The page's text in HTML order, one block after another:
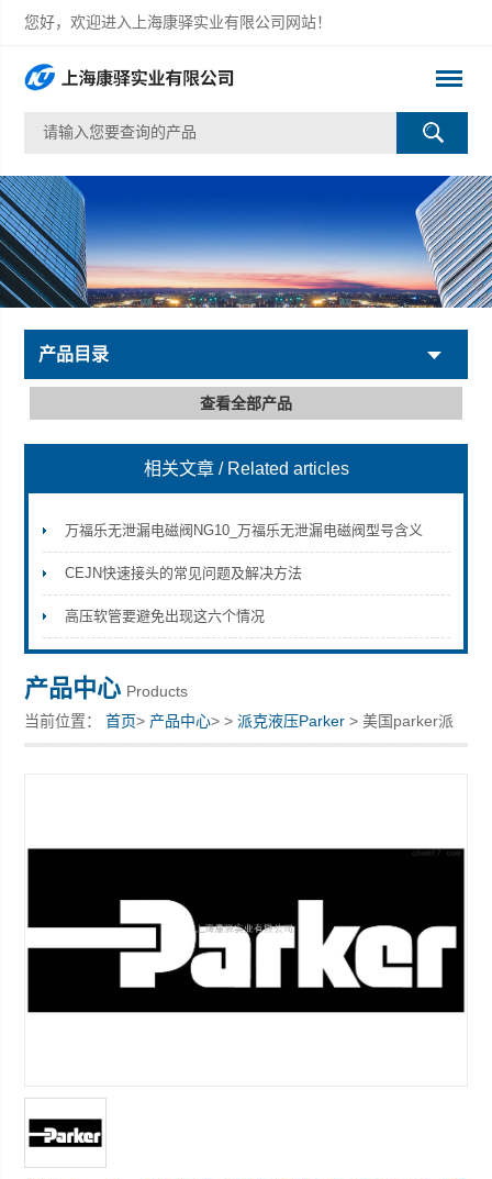
您好，欢迎进入上海康驿实业有限公司网站！
上海康驿实业有限公司
产品目录
查看全部产品
相关文章 / Related articles
万福乐无泄漏电磁阀NG10_万福乐无泄漏电磁阀型号含义
CEJN快速接头的常见问题及解决方法
高压软管要避免出现这六个情况
产品中心 Products
当前位置：首页> 产品中心> >派克液压Parker > 美国parker派
克全新气动阀E3771291 现货